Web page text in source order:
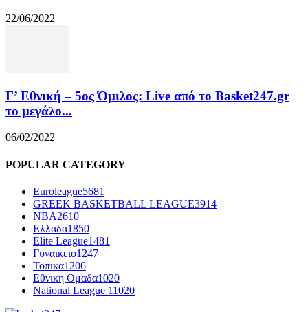
22/06/2022
Γ’ Εθνική – 5ος Όμιλος: Live από το Basket247.gr
το μεγάλο...
06/02/2022
POPULAR CATEGORY
Euroleague5681
GREEK BASKETBALL LEAGUE3914
NBA2610
Ελλαδα1850
Elite League1481
Γυναικειο1247
Τοπικα1206
Εθνικη Ομαδα1020
National League 11020